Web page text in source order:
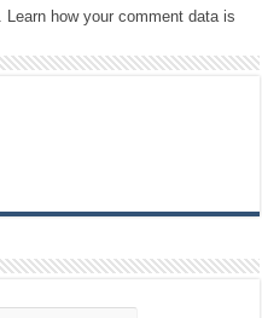
Learn how your comment data is